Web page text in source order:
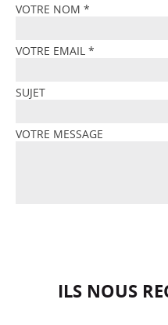
VOTRE NOM *
VOTRE EMAIL *
SUJET
VOTRE MESSAGE
ILS NOUS